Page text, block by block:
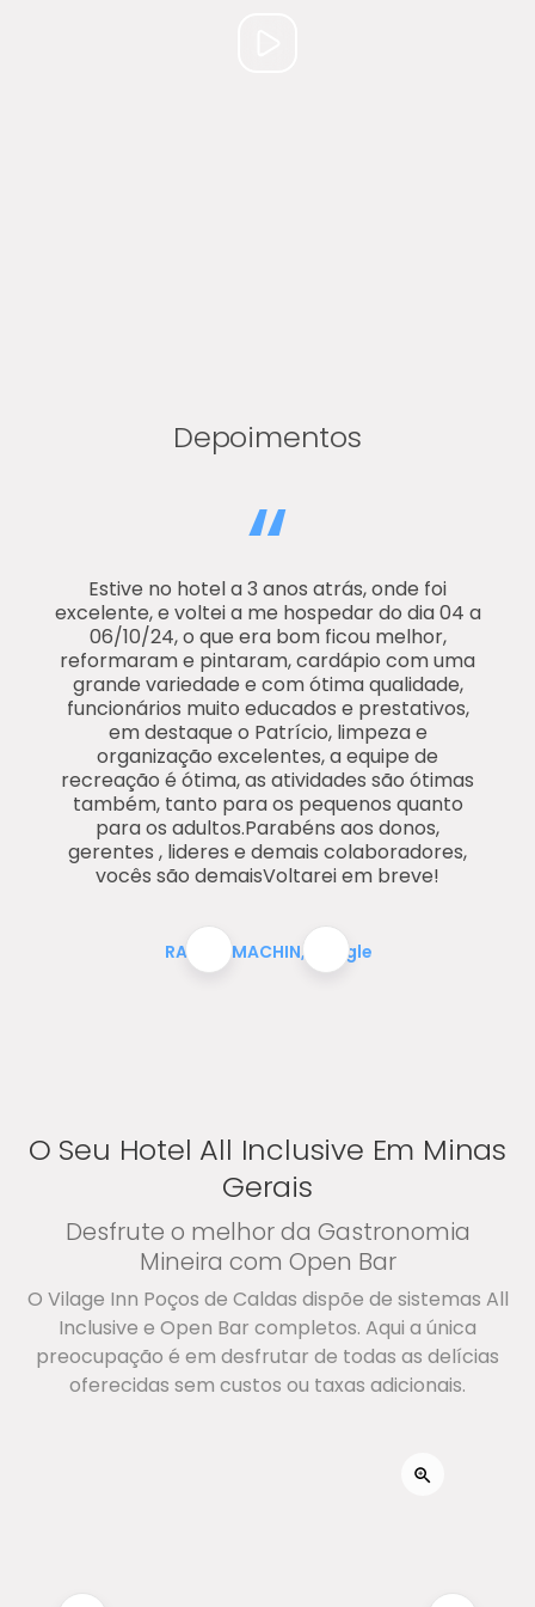
Depoimentos
“
Estive no hotel a 3 anos atrás, onde foi
excelente, e voltei a me hospedar do dia 04 a
06/10/24, o que era bom ficou melhor,
reformaram e pintaram, cardápio com uma
grande variedade e com ótima qualidade,
funcionários muito educados e prestativos,
em destaque o Patrício, limpeza e
organização excelentes, a equipe de
recreação é ótima, as atividades são ótimas
também, tanto para os pequenos quanto
para os adultos.Parabéns aos donos,
gerentes , lideres e demais colaboradores,
vocês são demaisVoltarei em breve!️
RAINIER MACHIN, Google
O Seu Hotel All Inclusive Em Minas
Gerais
Desfrute o melhor da Gastronomia
Mineira com Open Bar
O Vilage Inn Poços de Caldas dispõe de sistemas All
Inclusive e Open Bar completos. Aqui a única
preocupação é em desfrutar de todas as delícias
oferecidas sem custos ou taxas adicionais.